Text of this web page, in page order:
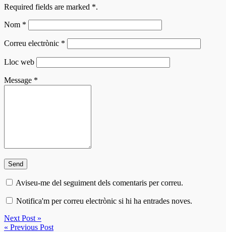
Required fields are marked *.
Nom *
Correu electrònic *
Lloc web
Message *
Aviseu-me del seguiment dels comentaris per correu.
Notifica'm per correu electrònic si hi ha entrades noves.
Next Post »
« Previous Post